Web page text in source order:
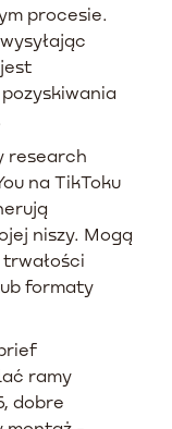
procesie.
research
na TikToku
niszy. Mogą
formaty
ramy
dobre